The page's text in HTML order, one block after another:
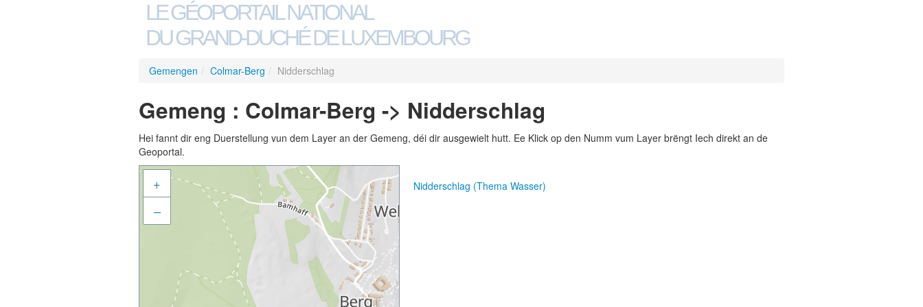
LE GÉOPORTAIL NATIONAL
DU GRAND-DUCHÉ DE LUXEMBOURG
Gemengen / Colmar-Berg / Nidderschlag
Gemeng : Colmar-Berg -> Nidderschlag
Hei fannt dir eng Duerstellung vun dem Layer an der Gemeng, déi dir ausgewielt hutt. Ee Klick op den Numm vum Layer brëngt Iech direkt an de
Geoportal.
+
–
Nidderschlag (Thema Wasser)